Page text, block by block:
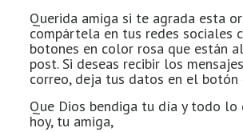
Querida amiga si te agrada esta
compártela en tus redes sociales
botones en color rosa que están
post. Si deseas recibir los
correo, deja tus datos en el botón
Que Dios bendiga tu día y todo lo
hoy, tu amiga,